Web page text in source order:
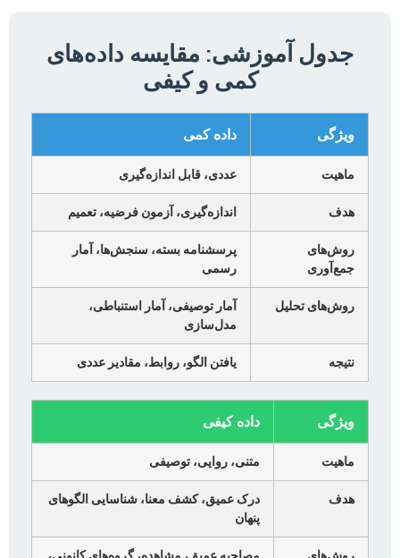
جدول آموزشی: مقایسه داده‌های
کمی و کیفی
ویژگی داده کمی
ماهیت عددی، قابل اندازه‌گیری
هدف اندازه‌گیری، آزمون فرضیه، تعمیم
روش‌های
جمع‌آوری
پرسشنامه بسته، سنجش‌ها، آمار
رسمی
روش‌های تحلیل
آمار توصیفی، آمار استنباطی،
مدل‌سازی
نتیجه یافتن الگو، روابط، مقادیر عددی
ویژگی داده کیفی
ماهیت متنی، روایی، توصیفی
هدف
درک عمیق، کشف معنا، شناسایی الگوهای
پنهان